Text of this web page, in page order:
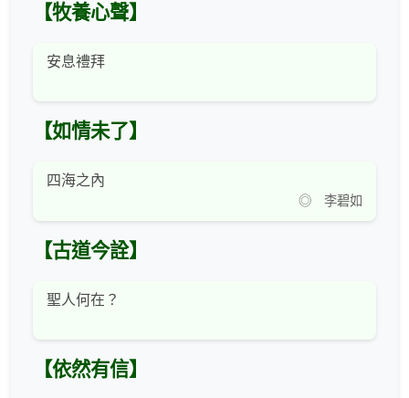
【牧養心聲】
安息禮拜
【如情未了】
四海之內
◎ 李碧如
【古道今詮】
聖人何在？
【依然有信】